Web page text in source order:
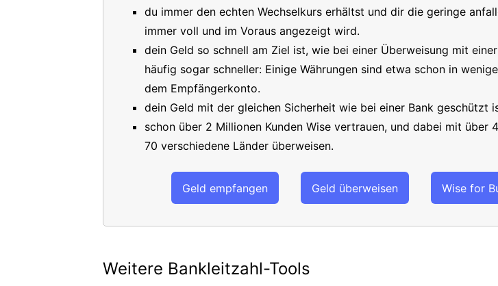
du immer den echten Wechselkurs erhältst und dir die geringe
immer voll und im Voraus angezeigt wird.
dein Geld so schnell am Ziel ist, wie bei einer Überweisung mit
häufig sogar schneller: Einige Währungen sind etwa schon in
dem Empfängerkonto.
dein Geld mit der gleichen Sicherheit wie bei einer Bank geschützt
schon über 2 Millionen Kunden Wise vertrauen, und dabei mit über
70 verschiedene Länder überweisen.
Geld empfangen Geld überweisen Wise for
Weitere Bankleitzahl-Tools